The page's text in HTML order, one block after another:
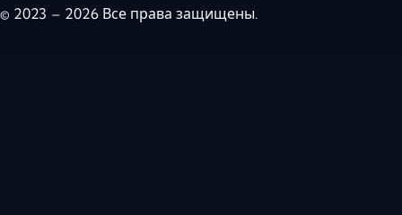
© 2023 – 2026 Все права защищены.